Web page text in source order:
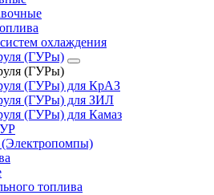
охлаждения
(ГУРы)
(ГУРы)
(ГУРы) для КрАЗ
(ГУРы) для ЗИЛ
(ГУРы) для Камаз
топлива